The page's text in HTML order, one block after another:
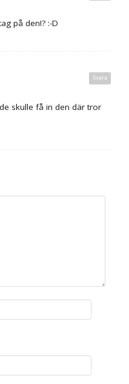
på den!? :-D
Svara
skulle få in den där tror